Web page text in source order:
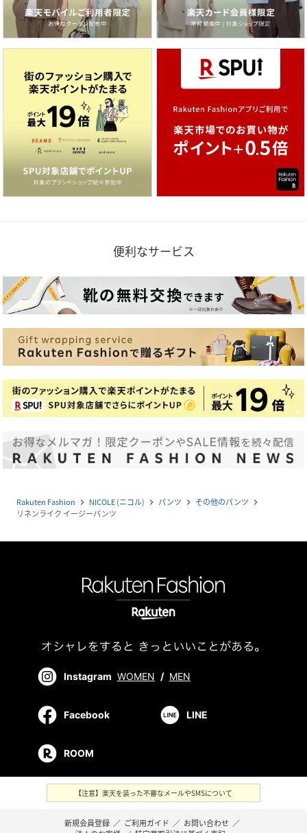
便利なサービス
Rakuten Fashion navigate_next NICOLE (ニコル) navigate_next パンツ navigate_next その他のパンツ navigate_next
リネンライク イージーパンツ
Instagram WOMEN / MEN
Facebook LINE
ROOM
【注意】楽天を装った不審なメールやSMSについて
新規会員登録 ／ ご利用ガイド ／ お問い合わせ ／